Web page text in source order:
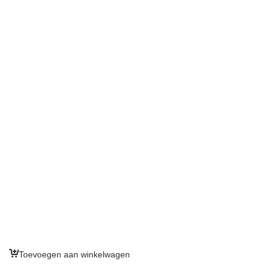
Toevoegen aan winkelwagen